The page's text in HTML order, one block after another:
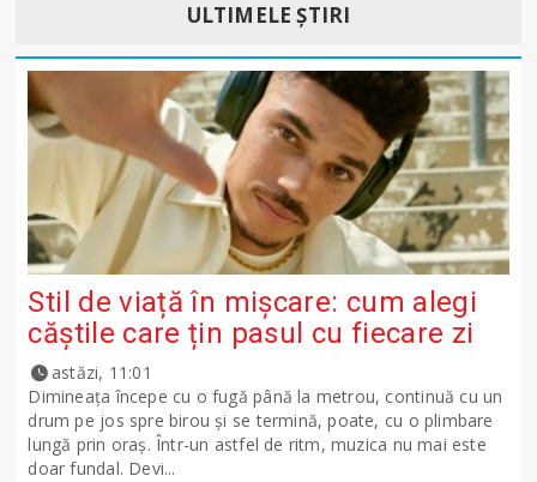
ULTIMELE ȘTIRI
Stil de viață în mișcare: cum alegi
căștile care țin pasul cu fiecare zi
astăzi, 11:01
Dimineața începe cu o fugă până la metrou, continuă cu un
drum pe jos spre birou și se termină, poate, cu o plimbare
lungă prin oraș. Într-un astfel de ritm, muzica nu mai este
doar fundal. Devi...